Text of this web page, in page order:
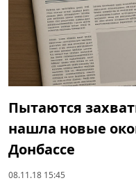
Пытаются
нашла новые
Донбассе
08.11.18 15:45